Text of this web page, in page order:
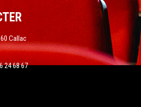
Callac
24 68 67